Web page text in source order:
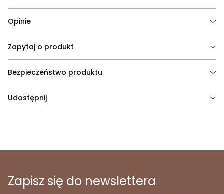
Opinie
Zapytaj o produkt
Bezpieczeństwo produktu
Udostępnij
Zapisz się do newslettera